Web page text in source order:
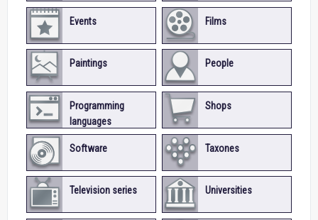
Events Films
Paintings People
Programming
languages
Shops
Software Taxones
Television series Universities